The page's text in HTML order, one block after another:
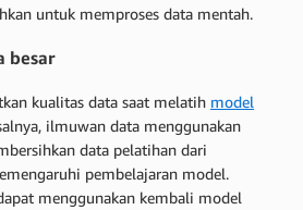
untuk memproses data mentah.
besar
kualitas data saat melatih model
ilmuwan data menggunakan
data pelatihan dari
pembelajaran model.
menggunakan kembali model